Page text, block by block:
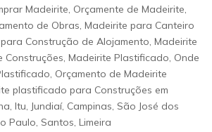
Madeirite, Orçamente de Madeirite,
de Obras, Madeirite para Canteiro
Construção de Alojamento, Madeirite
Construções, Madeirite Plastificado, Onde
Orçamento de Madeirite
plastificado para Construções em
Itu, Jundiaí, Campinas, São José dos
Paulo, Santos, Limeira